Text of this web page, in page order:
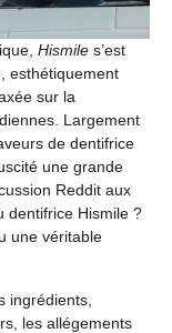
Hismile s’est
esthétiquement
sur la
Largement
de dentifrice
une grande
Reddit aux
dentifrice Hismile ?
une véritable
ingrédients,
les allégements